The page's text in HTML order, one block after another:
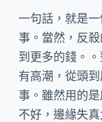
一句話，就是
事。當然，反
到更多的錢。
有高潮，從頭
事。雖然用的
不好，邊緣失真